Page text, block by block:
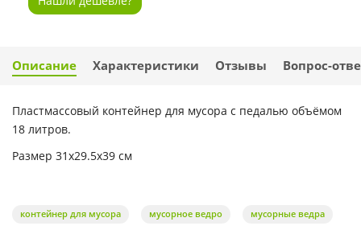
Описание Характеристики Отзывы Вопрос-
Пластмассовый контейнер для мусора с педалью объёмом
18 литров.
Размер 31x29.5x39 см
контейнер для мусора мусорное ведро мусорные ведра